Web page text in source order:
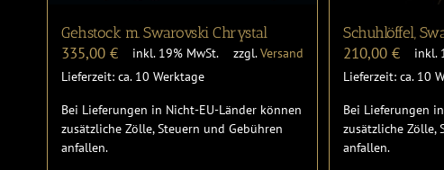
Gehstock m. Swarovski Chrystal
335,00 € inkl. 19% MwSt. zzgl.Versand
Lieferzeit: ca. 10 Werktage
Bei Lieferungen in Nicht-EU-Länder können
zusätzliche Zölle, Steuern und Gebühren
anfallen.
Schuhlöffel,
210,00€ inkl.
Lieferzeit: ca. 10
Bei Lieferungen
zusätzliche Zölle,
anfallen.